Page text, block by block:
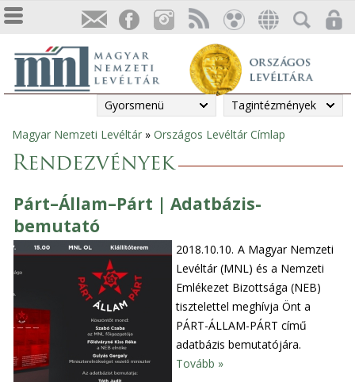
Gyorsmenü Tagintézmények
Jelenlegi
hely
Magyar Nemzeti Levéltár » Országos Levéltár Címlap
Rendezvények
Párt–Állam–Párt | Adatbázis-
bemutató
2018.10.10. A Magyar Nemzeti
Levéltár (MNL) és a Nemzeti
Emlékezet Bizottsága (NEB)
tisztelettel meghívja Önt a
PÁRT-ÁLLAM-PÁRT című
adatbázis bemutatójára.
Tovább »